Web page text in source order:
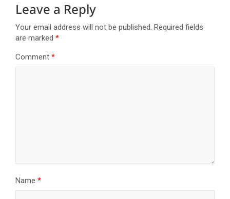
Leave a Reply
Your email address will not be published. Required fields
are marked *
Comment *
Name *